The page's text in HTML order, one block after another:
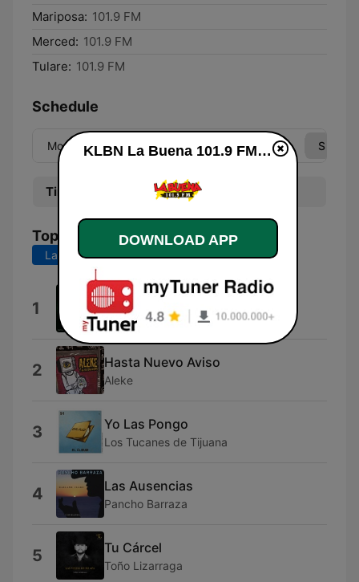
Mariposa: 101.9 FM
Merced: 101.9 FM
Tulare: 101.9 FM
Schedule
Mon Tue Wed Thu Fri Sat Sun
Time Program
Top Songs
Last 7 days Last 30 days
1 Dosis
Xavi Kras
2 Hasta Nuevo Aviso
Aleke
3 Yo Las Pongo
Los Tucanes de Tijuana
4 Las Ausencias
Pancho Barraza
5 Tu Cárcel
Toño Lizarraga
KLBN La Buena 101.9 FM live
DOWNLOAD APP